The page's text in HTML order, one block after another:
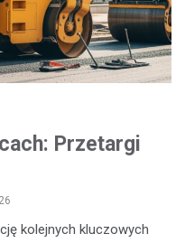
Przetargi
kolejnych kluczowych